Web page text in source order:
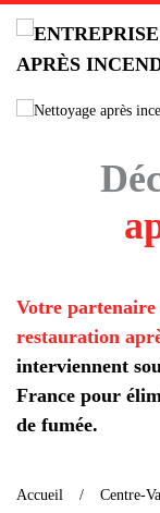
Accéder au
Votre
restauration
interviennent
France pour
de fumée.
Accueil Centre-